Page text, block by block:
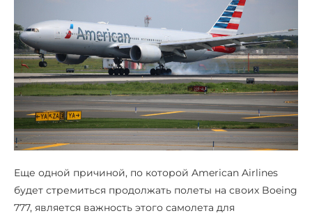
Еще одной причиной, по которой American Airlines
будет стремиться продолжать полеты на своих Boeing
777, является важность этого самолета для